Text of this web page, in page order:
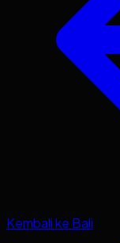
Kembali ke Bali